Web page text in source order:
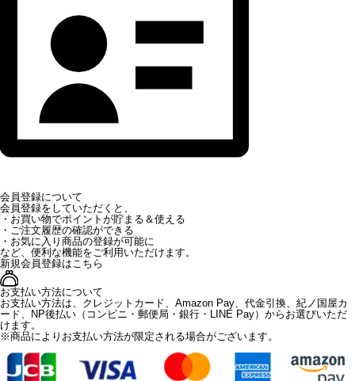
会員登録について
会員登録をしていただくと、
・お買い物でポイントが貯まる＆使える
・ご注文履歴の確認ができる
・お気に入り商品の登録が可能に
など、便利な機能をご利用いただけます。
新規会員登録はこちら
お支払い方法について
お支払い方法は、クレジットカード、Amazon Pay、代金引換、紀ノ国屋カ
ード、NP後払い（コンビニ・郵便局・銀行・LINE Pay）からお選びいただ
けます。
※商品によりお支払い方法が限定される場合がございます。